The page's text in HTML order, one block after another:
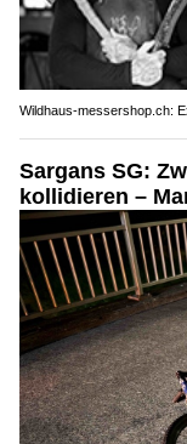
Wildhaus-messershop.ch:
Sargans SG:
kollidieren –